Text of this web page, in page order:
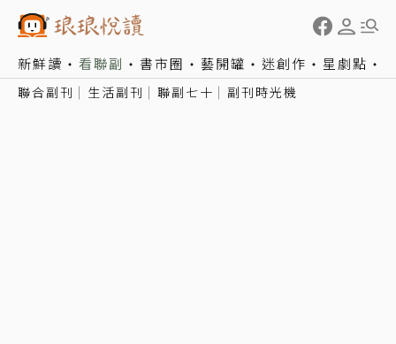
新鮮讀 看聯副 書市圈 藝開罐 迷創作 星劇點
聯合副刊 生活副刊 聯副七十 副刊時光機